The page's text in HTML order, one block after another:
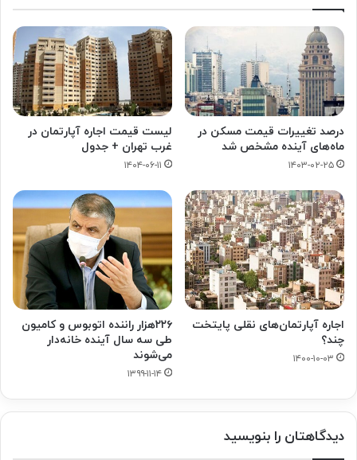
درصد تغییرات قیمت مسکن در
ماه‌های آینده مشخص شد
۱۴۰۳-۰۲-۲۵
لیست قیمت اجاره آپارتمان در
غرب تهران + جدول
۱۴۰۴-۰۶-۱۱
اجاره آپارتمان‌های نقلی پایتخت
چند؟
۱۴۰۰-۱۰-۰۳
۲۲۶هزار راننده اتوبوس و کامیون
طی سه سال آینده خانه‌دار
می‌شوند
۱۳۹۹-۱۱-۱۴
دیدگاهتان را بنویسید